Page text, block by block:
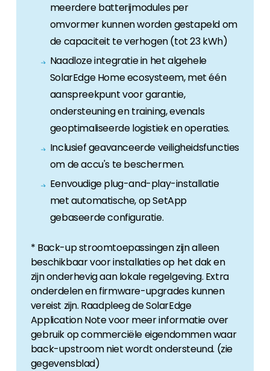
meerdere batterijmodules per
omvormer kunnen worden gestapeld om
de capaciteit te verhogen (tot 23 kWh)
Naadloze integratie in het algehele
SolarEdge Home ecosysteem, met één
aanspreekpunt voor garantie,
ondersteuning en training, evenals
geoptimaliseerde logistiek en operaties.
Inclusief geavanceerde veiligheidsfuncties
om de accu's te beschermen.
Eenvoudige plug-and-play-installatie
met automatische, op SetApp
gebaseerde configuratie.
* Back-up stroomtoepassingen zijn alleen
beschikbaar voor installaties op het dak en
zijn onderhevig aan lokale regelgeving. Extra
onderdelen en firmware-upgrades kunnen
vereist zijn. Raadpleeg de SolarEdge
Application Note voor meer informatie over
gebruik op commerciële eigendommen waar
back-upstroom niet wordt ondersteund. (zie
gegevensblad)